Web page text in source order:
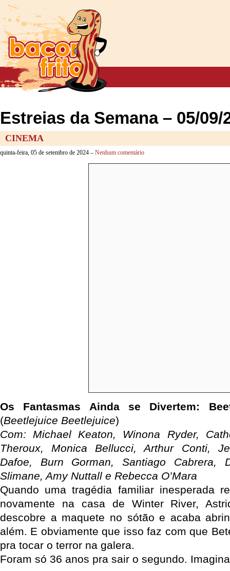
Estreias da Semana – 05/09/
CINEMA
quinta-feira, 05 de setembro de 2024 – Nenhum comentário
Os Fantasmas Ainda se Divertem:
(Beetlejuice Beetlejuice)
Com: Michael Keaton, Winona Ryder,
Theroux, Monica Bellucci, Arthur Conti,
Dafoe, Burn Gorman, Santiago Cabrera,
Slimane, Amy Nuttall e Rebecca O’Mara
Quando uma tragédia familiar inesperada
novamente na casa de Winter River,
descobre a maquete no sótão e acaba
além. E obviamente que isso faz com que
pra tocar o terror na galera.
Foram só 36 anos pra sair o segundo.